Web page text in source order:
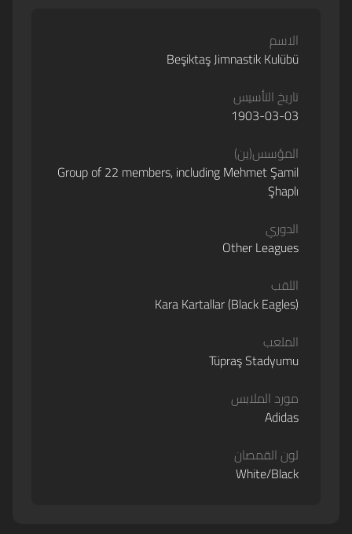
الاسم
Beşiktaş Jimnastik Kulübü
تاريخ التأسيس
1903-03-03
المؤسس(ين)
Group of 22 members, including Mehmet Şamil
Şhaplı
الدوري
Other Leagues
اللقب
Kara Kartallar (Black Eagles)
الملعب
Tüpraş Stadyumu
مورد الملابس
Adidas
لون القمصان
White/Black